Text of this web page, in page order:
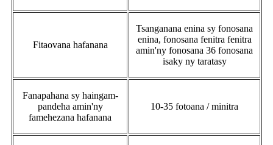
Fitaovana hafanana
Tsanganana enina sy fonosana
enina, fonosana fenitra fenitra
amin'ny fonosana 36 fonosana
isaky ny taratasy
Fanapahana sy haingam-
pandeha amin'ny
famehezana hafanana
10-35 fotoana / minitra